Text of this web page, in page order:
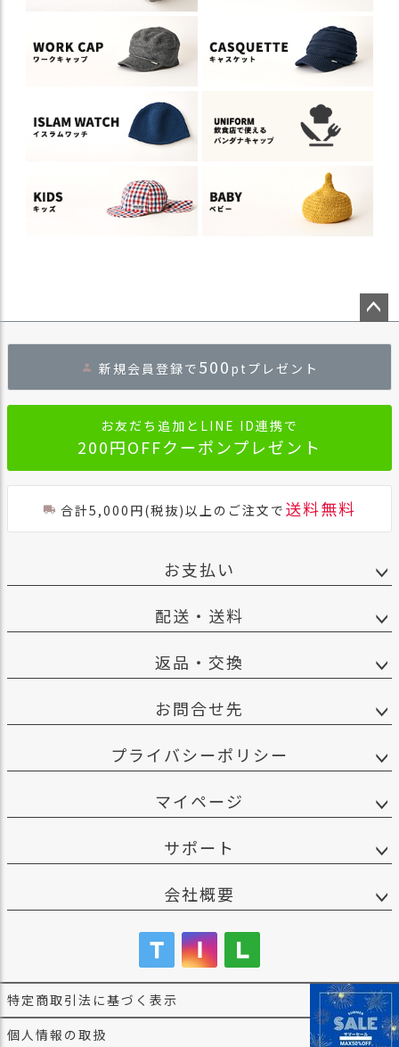
へ
新規会員登録で 500 ptプレゼント
お友だち追加とLINE ID連携で
200円OFFクーポンプレゼント
合計5,000円(税抜)以上のご注文で 送料無料
お支払い
配送・送料
返品・交換
お問合せ先
プライバシーポリシー
マイページ
サポート
会社概要
特定商取引法に基づく表示
個人情報の取扱